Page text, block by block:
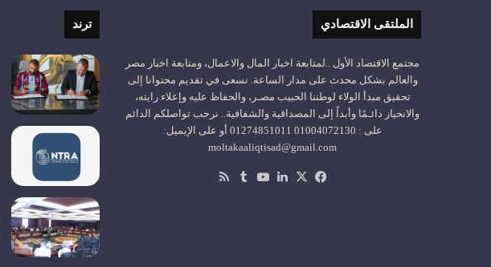
الملتقى الاقتصادي
مجتمع الاقتصاد الأول ..لمتابعة اخبار المال والاعمال، ومتابعة اخبار مصر
والعالم بشكل محدث على مدار الساعة. نسعى في تقديم محتوانا إلى
تحقيق مبدأ الولاء لوطننا الحبيب مصـر، والحفاظ عليه وإعلاء رايته،
والانحياز دائـمًا وأبداً إلى المصداقية والشفافية.. نرحب تواصلكم الدائم
على : 01004072130 01274851011 أو على الإيميل:
moltakaaliqtisad@gmail.com
فيسبوك
‫X لينكدإن‫YouTube
ترند